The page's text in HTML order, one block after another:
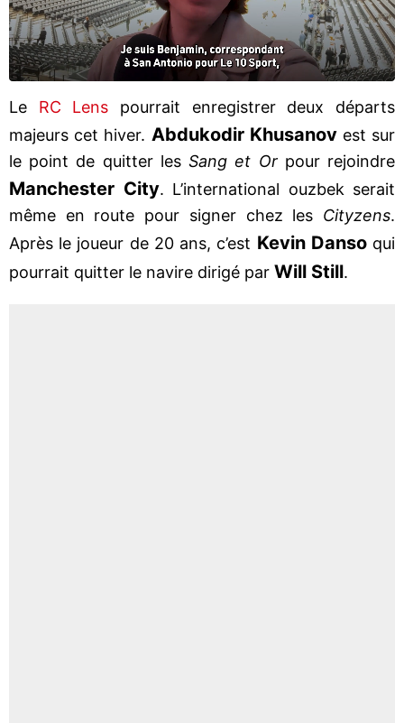
Le RC Lens pourrait enregistrer deux départs
majeurs cet hiver. Abdukodir Khusanovest sur
le point de quitter lesSang et Or pour rejoindre
Manchester City. L’international ouzbek serait
même en route pour signer chez les Cityzens.
Après le joueur de 20 ans, c’est Kevin Dansoqui
pourrait quitter le navire dirigé par Will Still.